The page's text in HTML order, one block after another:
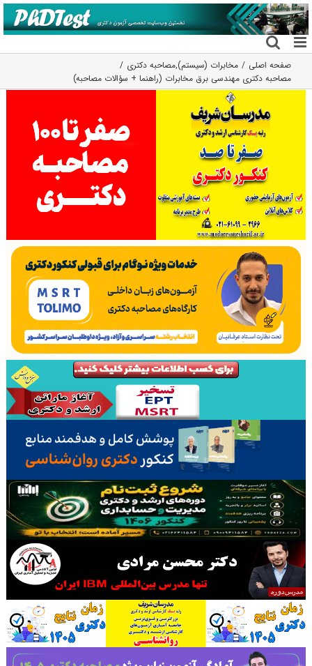
رفتن
به
محتوا
صفحه اصلی مخابرات (سیستم),مصاحبه دکتری
مصاحبه دکتری مهندسی برق مخابرات (راهنما + سؤالات مصاحبه)